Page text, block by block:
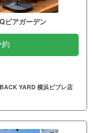
ビアガーデン
約
YARD 横浜ビブレ店